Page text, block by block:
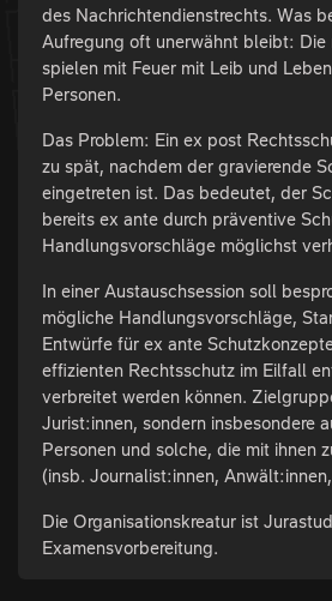
des Nachrichtendienstrechts. Was
Aufregung oft unerwähnt bleibt: Die
spielen mit Feuer mit Leib und
Personen.
Das Problem: Ein ex post
zu spät, nachdem der gravierende
eingetreten ist. Das bedeutet, der
bereits ex ante durch präventive
Handlungsvorschläge möglichst
In einer Austauschsession soll
mögliche Handlungsvorschläge,
Entwürfe für ex ante
effizienten Rechtsschutz im Eilfall
verbreitet werden können.
Jurist:innen, sondern insbesondere
Personen und solche, die mit ihnen
(insb. Journalist:innen,
Die Organisationskreatur ist
Examensvorbereitung.